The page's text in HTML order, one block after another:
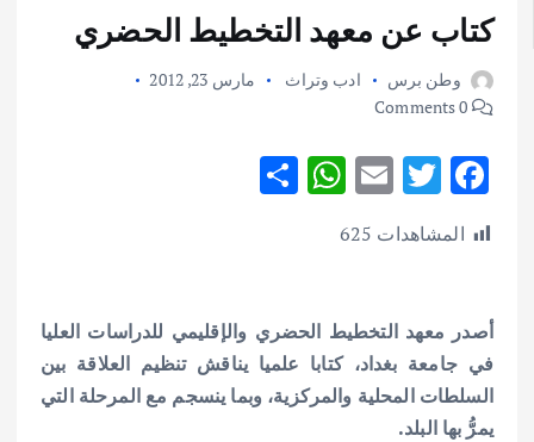
كتاب عن معهد التخطيط الحضري
وطن برس ادب وتراث
مارس 23, 2012
F
ac
e
o
o
k
T
w
it
r
E
ai
W
A
p
p
المشاهدات 625
أصدر معهد التخطيط الحضري والإقليمي للدراسات العليا
في جامعة بغداد، كتابا علميا يناقش تنظيم العلاقة بين
السلطات المحلية والمركزية، وبما ينسجم مع المرحلة التي
يمرُّ بها البلد.